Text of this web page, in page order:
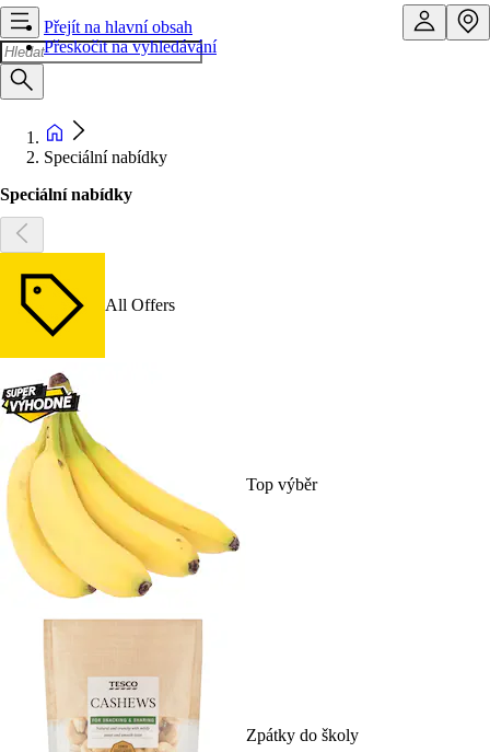
Přejít na hlavní obsah
Přeskočit na vyhledávání
Speciální nabídky
Speciální nabídky
All Offers
Top výběr
Zpátky do školy